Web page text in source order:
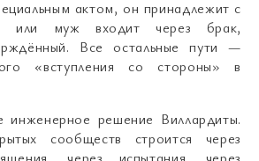
актом, он принадлежит с
или муж входит через брак,
Все остальные пути —
«вступления со стороны» в
инженерное решение Виллардиты.
сообществ строится через